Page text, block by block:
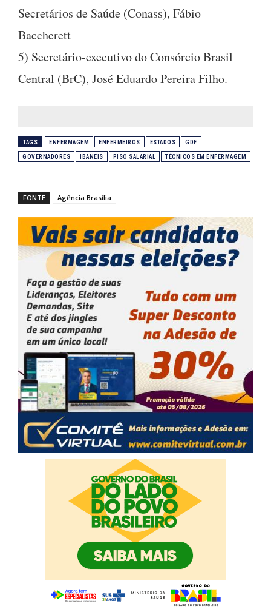
Secretários de Saúde (Conass), Fábio
Baccherett
5) Secretário-executivo do Consórcio Brasil
Central (BrC), José Eduardo Pereira Filho.
TAGS ENFERMAGEM ENFERMEIROS ESTADOS GDF
GOVERNADORES IBANEIS PISO SALARIAL TÉCNICOS EM ENFERMAGEM
FONTE Agência Brasília